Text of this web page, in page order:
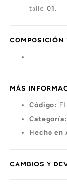
talle 01.
COMPOSICIÓN
MÁS
Código:
Categoría:
Hecho en
CAMBIOS Y